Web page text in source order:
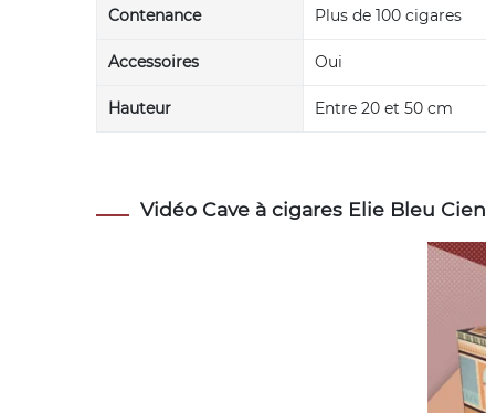
Contenance Plus de 100 cigares
Accessoires Oui
Hauteur Entre 20 et 50 cm
Vidéo Cave à cigares Elie Bleu